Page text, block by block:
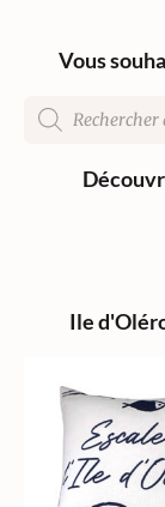
Vous
Ile